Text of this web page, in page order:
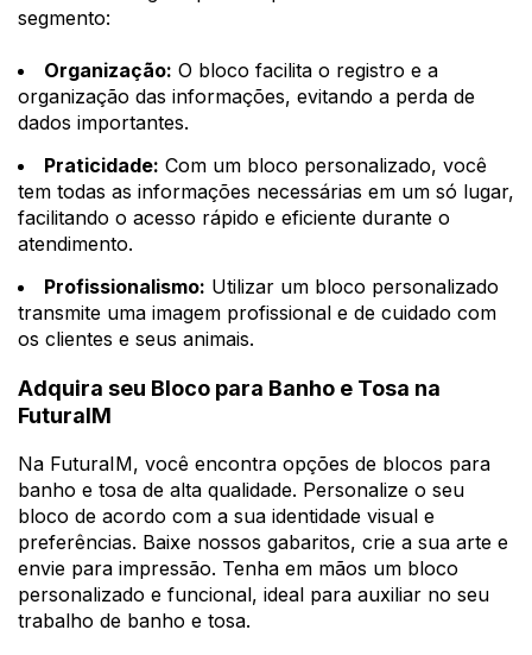
segmento:
Organização: O bloco facilita o registro e a
organização das informações, evitando a perda de
dados importantes.
Praticidade: Com um bloco personalizado, você
tem todas as informações necessárias em um só lugar,
facilitando o acesso rápido e eficiente durante o
atendimento.
Profissionalismo: Utilizar um bloco personalizado
transmite uma imagem profissional e de cuidado com
os clientes e seus animais.
Adquira seu Bloco para Banho e Tosa na
FuturaIM
Na FuturaIM, você encontra opções de blocos para
banho e tosa de alta qualidade. Personalize o seu
bloco de acordo com a sua identidade visual e
preferências. Baixe nossos gabaritos, crie a sua arte e
envie para impressão. Tenha em mãos um bloco
personalizado e funcional, ideal para auxiliar no seu
trabalho de banho e tosa.